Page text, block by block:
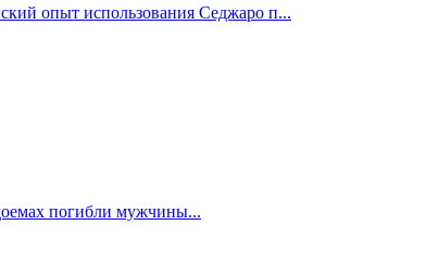
опыт использования Седжаро п...
погибли мужчины...